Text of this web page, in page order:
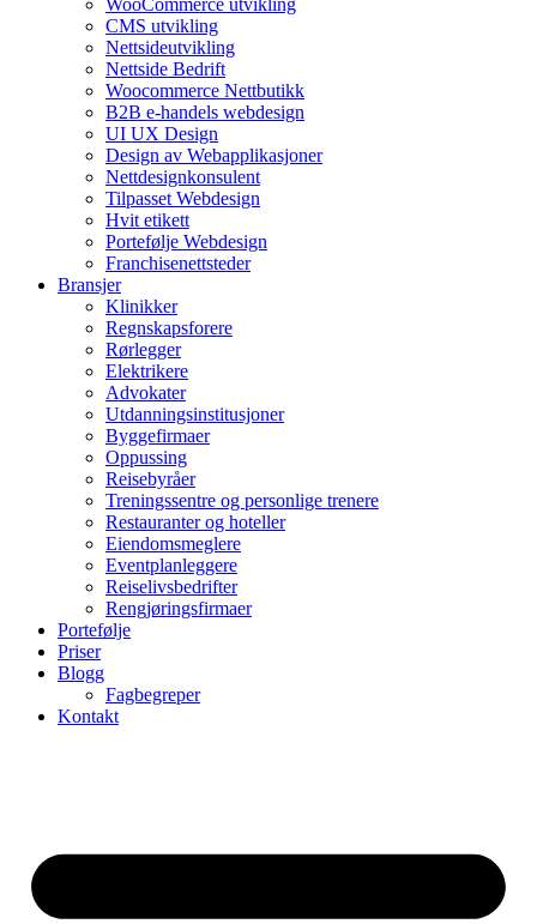
WooCommerce utvikling
CMS utvikling
Nettsideutvikling
Nettside Bedrift
Woocommerce Nettbutikk
B2B e-handels webdesign
UI UX Design
Design av Webapplikasjoner
Nettdesignkonsulent
Tilpasset Webdesign
Hvit etikett
Portefølje Webdesign
Franchisenettsteder
Bransjer
Klinikker
Regnskapsforere
Rørlegger
Elektrikere
Advokater
Utdanningsinstitusjoner
Byggefirmaer
Oppussing
Reisebyråer
Treningssentre og personlige trenere
Restauranter og hoteller
Eiendomsmeglere
Eventplanleggere
Reiselivsbedrifter
Rengjøringsfirmaer
Portefølje
Priser
Blogg
Fagbegreper
Kontakt